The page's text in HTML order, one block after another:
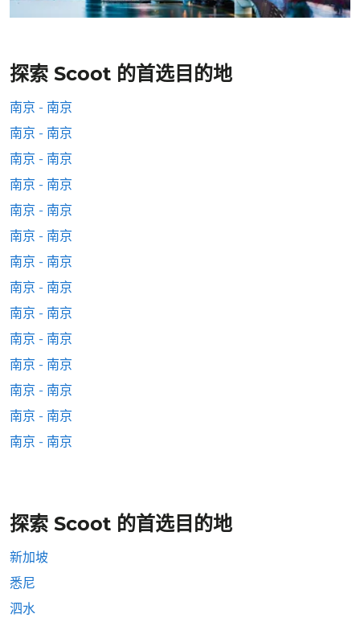
探索 Scoot 的首选目的地
南京 - 南京
南京 - 南京
南京 - 南京
南京 - 南京
南京 - 南京
南京 - 南京
南京 - 南京
南京 - 南京
南京 - 南京
南京 - 南京
南京 - 南京
南京 - 南京
南京 - 南京
南京 - 南京
探索 Scoot 的首选目的地
新加坡
悉尼
泗水